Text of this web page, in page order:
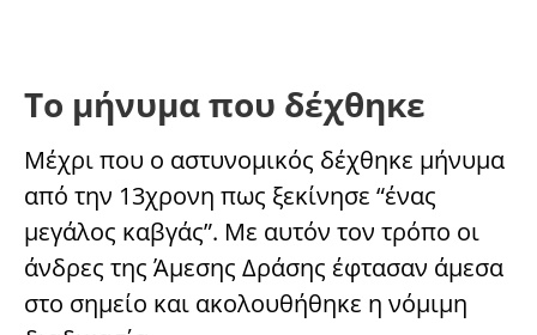
Το μήνυμα που δέχθηκε
Μέχρι που ο αστυνομικός δέχθηκε μήνυμα
από την 13χρονη πως ξεκίνησε “ένας
μεγάλος καβγάς”. Με αυτόν τον τρόπο οι
άνδρες της Άμεσης Δράσης έφτασαν άμεσα
στο σημείο και ακολουθήθηκε η νόμιμη